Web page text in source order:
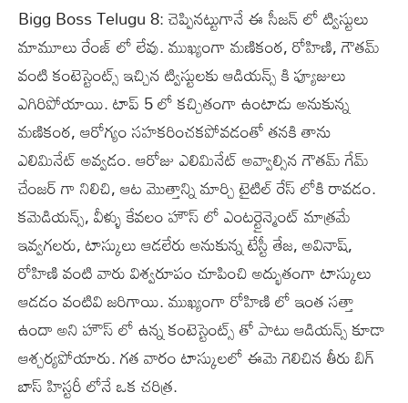
Bigg Boss Telugu 8: చెప్పినట్టుగానే ఈ సీజన్ లో ట్విస్టులు
మామూలు రేంజ్ లో లేవు. ముఖ్యంగా మణికంఠ, రోహిణి, గౌతమ్
వంటి కంటెస్టెంట్స్ ఇచ్చిన ట్విస్టులకు ఆడియన్స్ కి ఫ్యూజులు
ఎగిరిపోయాయి. టాప్ 5 లో కచ్చితంగా ఉంటాడు అనుకున్న
మణికంఠ, ఆరోగ్యం సహకరించకపోవడంతో తనకి తాను
ఎలిమినేట్ అవ్వడం. ఆరోజు ఎలిమినేట్ అవ్వాల్సిన గౌతమ్ గేమ్
చేంజర్ గా నిలిచి, ఆట మొత్తాన్ని మార్చి టైటిల్ రేస్ లోకి రావడం.
కమెడియన్స్, వీళ్ళు కేవలం హౌస్ లో ఎంటర్టైన్మెంట్ మాత్రమే
ఇవ్వగలరు, టాస్కులు ఆడలేరు అనుకున్న టేస్టీ తేజ, అవినాష్,
రోహిణి వంటి వారు విశ్వరూపం చూపించి అద్భుతంగా టాస్కులు
ఆడడం వంటివి జరిగాయి. ముఖ్యంగా రోహిణి లో ఇంత సత్తా
ఉందా అని హౌస్ లో ఉన్న కంటెస్టెంట్స్ తో పాటు ఆడియన్స్ కూడా
ఆశ్చర్యపోయారు. గత వారం టాస్కులలో ఈమె గెలిచిన తీరు బిగ్
బాస్ హిస్టరీ లోనే ఒక చరిత్ర.